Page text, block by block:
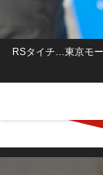
RSタイチ…東京モ